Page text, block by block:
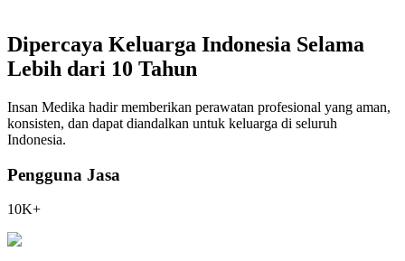
Dipercaya Keluarga Indonesia Selama
Lebih dari 10 Tahun
Insan Medika hadir memberikan perawatan profesional yang aman,
konsisten, dan dapat diandalkan untuk keluarga di seluruh
Indonesia.
Pengguna Jasa
10K+